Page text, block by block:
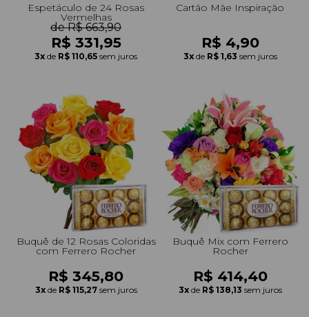
Espetáculo de 24 Rosas
Vermelhas
de R$ 663,90
R$ 331,95
3x de R$ 110,65 sem juros
Cartão Mãe Inspiração
R$ 4,90
3x de R$ 1,63 sem juros
Buquê de 12 Rosas Coloridas
com Ferrero Rocher
R$ 345,80
3x de R$ 115,27 sem juros
Buquê Mix com Ferrero
Rocher
R$ 414,40
3x de R$ 138,13 sem juros